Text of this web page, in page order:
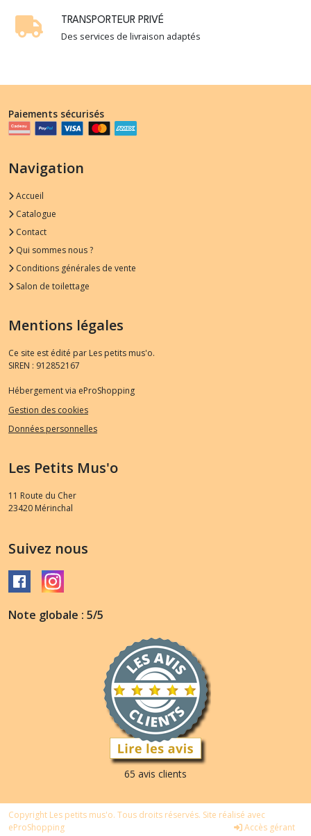
TRANSPORTEUR PRIVÉ
Des services de livraison adaptés
Paiements sécurisés
Navigation
Accueil
Catalogue
Contact
Qui sommes nous ?
Conditions générales de vente
Salon de toilettage
Mentions légales
Ce site est édité par Les petits mus'o.
SIREN : 912852167
Hébergement via eProShopping
Gestion des cookies
Données personnelles
Les Petits Mus'o
11 Route du Cher
23420 Mérinchal
Suivez nous
Note globale : 5/5
65 avis clients
Copyright Les petits mus'o. Tous droits réservés. Site réalisé avec
eProShopping
Accès gérant